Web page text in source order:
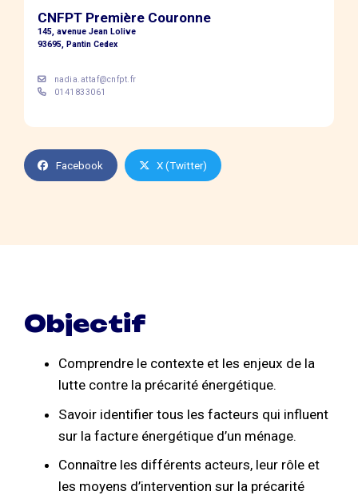
CNFPT Première Couronne
145, avenue Jean Lolive
93695, Pantin Cedex
nadia.attaf@cnfpt.fr
0141833061
Facebook X (Twitter)
Objectif
Comprendre le contexte et les enjeux de la
lutte contre la précarité énergétique.
Savoir identifier tous les facteurs qui influent
sur la facture énergétique d’un ménage.
Connaître les différents acteurs, leur rôle et
les moyens d’intervention sur la précarité